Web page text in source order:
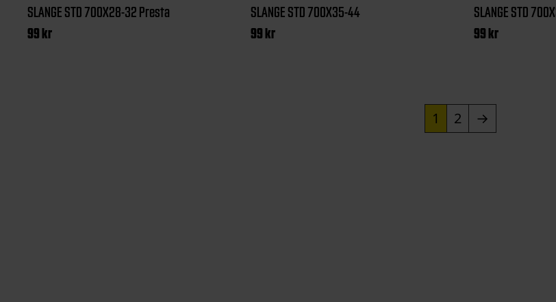
SLANGE STD 700X28-32 Presta
99kr
SLANGE STD 700X35-44
99kr
SLANGE STD
99kr
1 2 →